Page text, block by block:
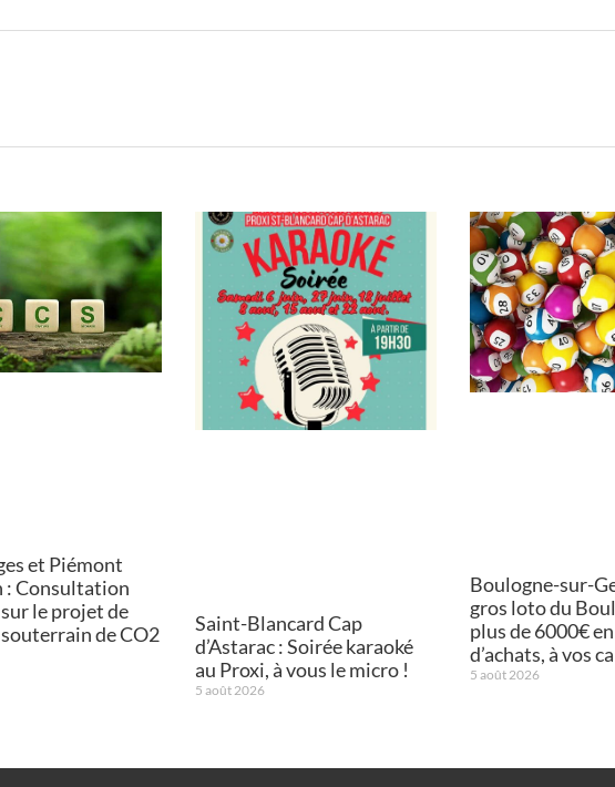
et Piémont
: Consultation
le projet de
de CO2
Saint-Blancard Cap
d’Astarac : Soirée karaoké
au Proxi, à vous le micro !
5 août 2026
Boulogne-sur-
gros loto du
plus de 6000€
d’achats, à vos
5 août 2026